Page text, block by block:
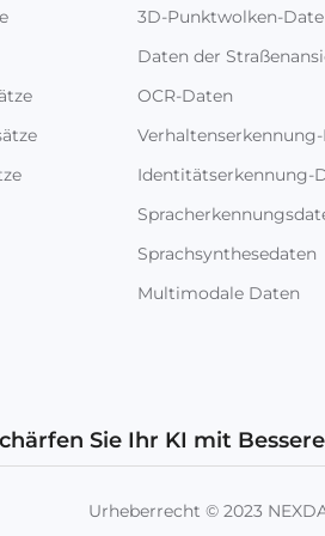
3D-Punktwolken-
Daten der
OCR-Daten
Identitätserkennung-
Sprachsynthesedaten
Multimodale Daten
Sie Ihr KI mit
Urheberrecht © 2023